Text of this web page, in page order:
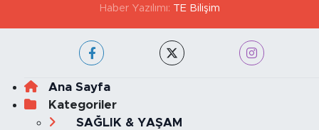
Haber Yazılımı: TE Bilişim
Ana Sayfa
Kategoriler
SAĞLIK & YAŞAM